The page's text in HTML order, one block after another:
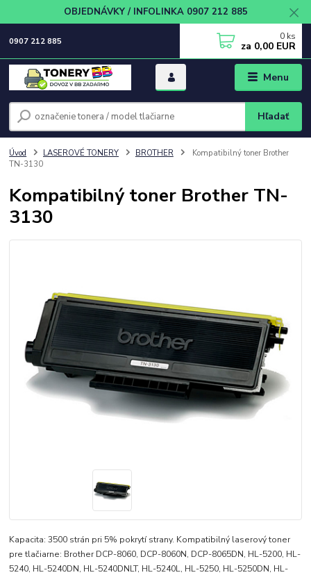
OBJEDNÁVKY / INFOLINKA 0907 212 885
Menu
Hľadať
0907 212 885 0 ks
za 0,00 EUR
Úvod LASEROVÉ TONERY BROTHER
Kompatibilný toner Brother
TN-3130
Kompatibilný toner Brother TN-
3130
Kapacita: 3500 strán pri 5% pokrytí strany. Kompatibilný laserový toner
pre tlačiarne: Brother DCP-8060, DCP-8060N, DCP-8065DN, HL-5200, HL-
5240, HL-5240DN, HL-5240DNLT, HL-5240L, HL-5250, HL-5250DN, HL-